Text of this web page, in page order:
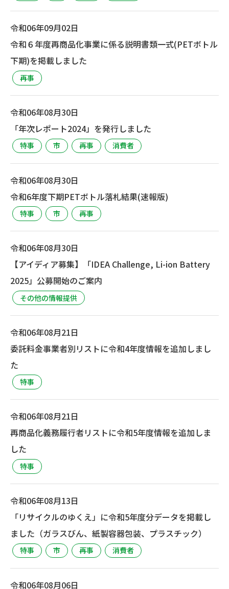
令和06年09月02日
令和６年度再商品化事業に係る説明書類一式(PETボトル
下期)を掲載しました
再事
令和06年08月30日
「年次レポート2024」を発行しました
特事 市 再事 消費者
令和06年08月30日
令和6年度下期PETボトル落札結果(速報版)
特事 市 再事
令和06年08月30日
【アイディア募集】「IDEA Challenge, Li-ion Battery
2025」公募開始のご案内
その他の情報提供
令和06年08月21日
委託料金事業者別リストに令和4年度情報を追加しまし
た
特事
令和06年08月21日
再商品化義務履行者リストに令和5年度情報を追加しま
した
特事
令和06年08月13日
「リサイクルのゆくえ」に令和5年度分データを掲載し
ました（ガラスびん、紙製容器包装、プラスチック）
特事 市 再事 消費者
令和06年08月06日